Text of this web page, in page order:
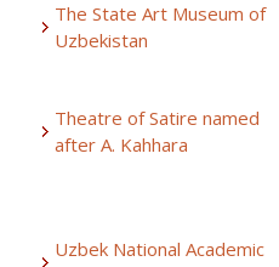
The State Art Museum of
Uzbekistan
Theatre of Satire named
after A. Kahhara
Uzbek National Academic